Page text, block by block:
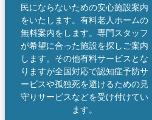
民にならないための安心施設案内
をいたします。有料老人ホームの
無料案内をします。専門スタッフ
が希望に合った施設を探しご案内
します。その他有料サービスとな
りますが全国対応で認知症予防サ
ービスや孤独死を避けるための見
守りサービスなどを受け付けてい
ます。